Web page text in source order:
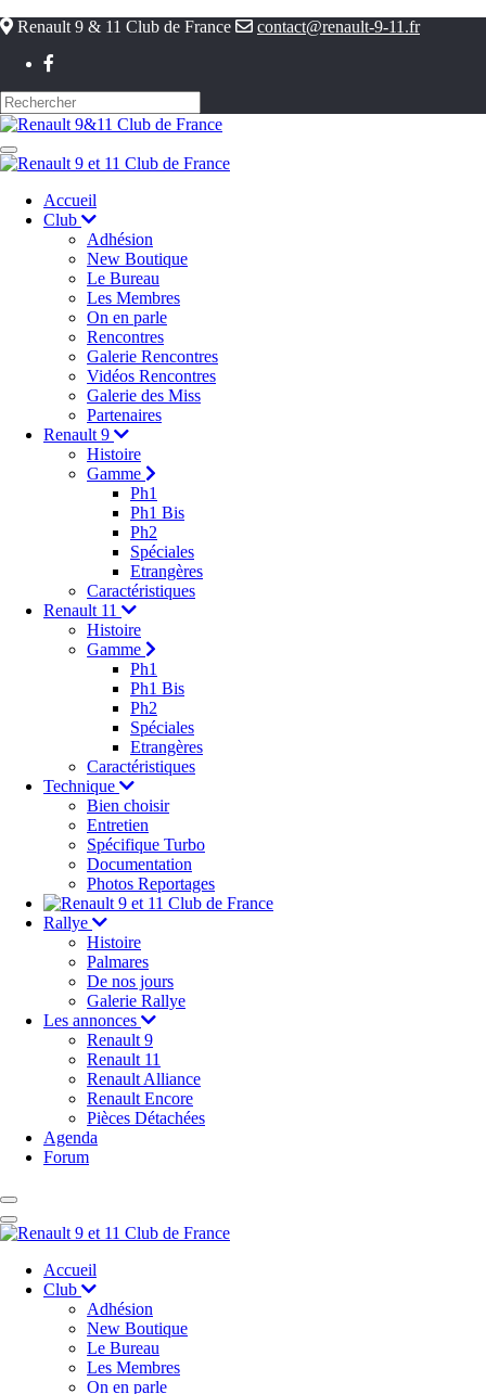
Renault 9 & 11 Club de France
contact@renault-9-11.fr
Accueil
Club
Adhésion
New Boutique
Le Bureau
Les Membres
On en parle
Rencontres
Galerie Rencontres
Vidéos Rencontres
Galerie des Miss
Partenaires
Renault 9
Histoire
Gamme
Ph1
Ph1 Bis
Ph2
Spéciales
Etrangères
Caractéristiques
Renault 11
Histoire
Gamme
Ph1
Ph1 Bis
Ph2
Spéciales
Etrangères
Caractéristiques
Technique
Bien choisir
Entretien
Spécifique Turbo
Documentation
Photos Reportages
Rallye
Histoire
Palmares
De nos jours
Galerie Rallye
Les annonces
Renault 9
Renault 11
Renault Alliance
Renault Encore
Pièces Détachées
Agenda
Forum
Accueil
Club
Adhésion
New Boutique
Le Bureau
Les Membres
On en parle